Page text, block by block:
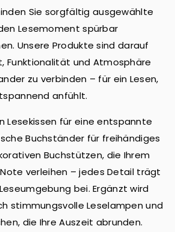
Sie sorgfältig ausgewählte
Lesemoment spürbar
Unsere Produkte sind darauf
Funktionalität und Atmosphäre
zu verbinden – für ein Lesen,
anfühlt.
Lesekissen für eine entspannte
Buchständer für freihändiges
Buchstützen, die Ihrem
verleihen – jedes Detail trägt
bei. Ergänzt wird
stimmungsvolle Leselampen und
die Ihre Auszeit abrunden.